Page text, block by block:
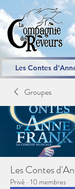
Les Contes
Groupes
Les Contes
Privé · 10 membres